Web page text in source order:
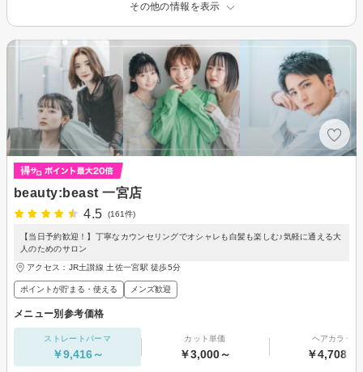
その他の情報を表示
beauty:beast 一宮店
4.5
(161件)
【当日予約歓迎！】丁寧なカウンセリングでオシャレも白髪も楽しむ♪気軽に通える大
人のためのサロン
アクセス：JR土讃線 土佐一宮駅 徒歩5分
ポイントが貯まる・使える メンズ歓迎
メニュー別参考価格
ストレートパーマ
￥9,416～
カット単価
￥3,000～
ヘアカラー
￥4,708～